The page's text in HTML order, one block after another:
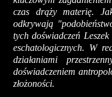
czas drąży materię.
odkrywają
tych doświadczeń
eschatologicznych. W
działaniami
doświadczeniem
złożoności.